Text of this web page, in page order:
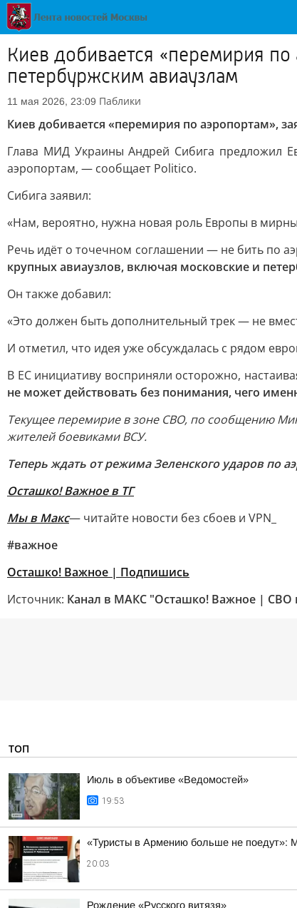
Киев добивается «перемирия
петербуржским авиаузлам
11 мая 2026, 23:09 Паблики
Киев добивается «перемирия по аэропортам»,
Глава МИД Украины Андрей Сибига предложил
аэропортам, — сообщает Politico.
Сибига заявил:
«Нам, вероятно, нужна новая роль Европы в
Речь идёт о точечном соглашении — не бить по
крупных авиаузлов, включая московские и
Он также добавил:
«Это должен быть дополнительный трек — не
И отметил, что идея уже обсуждалась с рядом
В ЕС инициативу восприняли осторожно,
не может действовать без понимания, чего
Текущее перемирие в зоне СВО, по сообщению
жителей боевиками ВСУ.
Теперь ждать от режима Зеленского ударов по
Осташко! Важное в ТГ
Мы в Макс— читайте новости без сбоев и VPN_
#важное
Осташко! Важное | Подпишись
Источник: Канал в МАКС "Осташко! Важное | СВО
ТОП
Июль в объективе «Ведомостей»
19:53
«Туристы в Армению больше не поедут»:
20:03
Рождение «Русского витязя»